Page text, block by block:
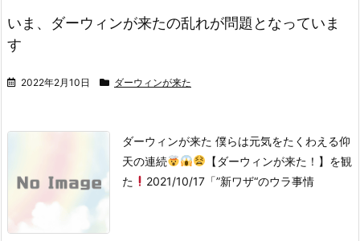
いま、ダーウィンが来たの乱れが問題となっていま
す
2022年2月10日 ダーウィンが来た
ダーウィンが来た 僕らは元気をたくわえる仰
天の連続
【ダーウィンが来た！】を観
た
2021/10/17「”新ワザ“のウラ事情